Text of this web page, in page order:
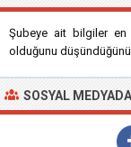
Şubeye ait bilgiler en
olduğunu
SOSYAL